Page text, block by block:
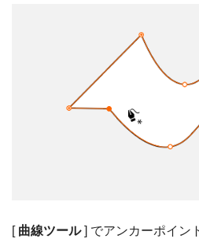
[ 曲線ツール] でアンカーポイン